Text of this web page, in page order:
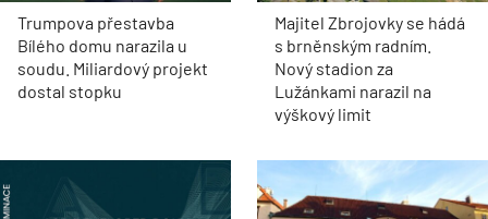
Trumpova přestavba
Bílého domu narazila u
soudu. Miliardový projekt
dostal stopku
Majitel Zbrojovky se hádá
s brněnským radním.
Nový stadion za
Lužánkami narazil na
výškový limit